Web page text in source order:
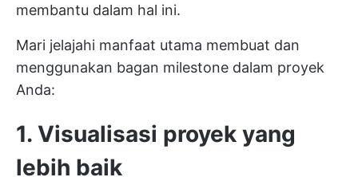
membantu dalam hal ini.
Mari jelajahi manfaat utama membuat dan
menggunakan bagan milestone dalam proyek
Anda:
1. Visualisasi proyek yang
lebih baik